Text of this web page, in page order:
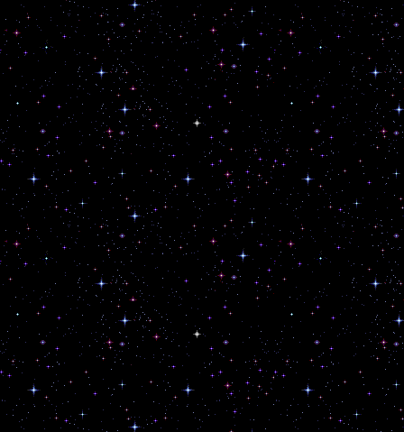
Posted in Jam | Leave a
2026 + II (Jam)
Posted on 01/01/2026 by
We don’t have any
keep on making
30, 2025, we
atmosphere with
Hydrasynth. We had
before. Thanks for
Wir haben uns
reading→
Posted in Jam , Updates |
I (Jam)
Posted on 21/10/2025 by c
After doing We will